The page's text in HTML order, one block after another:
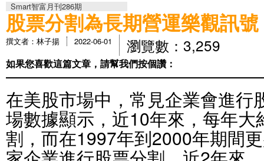
Smart智富月刊286期
股票分割為長期營運樂觀訊號
撰文者：林子揚 2022-06-01 瀏覽數：3,259
如果您喜歡這篇文章，請幫我們按個讚：
在美股市場中，常見企業會進行
場數據顯示，近10年來，每年
割，而在1997年到2000年期間